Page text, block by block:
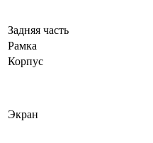
Задняя часть
Рамка
Корпус
Экран